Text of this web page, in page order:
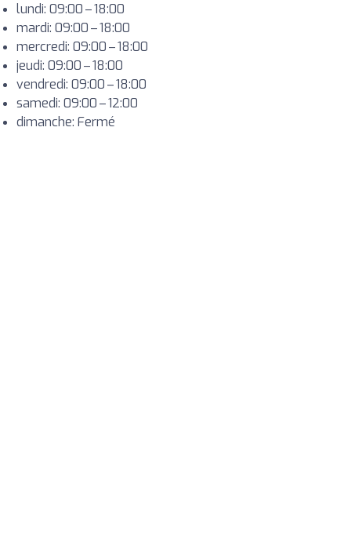
lundi: 09:00 – 18:00
mardi: 09:00 – 18:00
mercredi: 09:00 – 18:00
jeudi: 09:00 – 18:00
vendredi: 09:00 – 18:00
samedi: 09:00 – 12:00
dimanche: Fermé